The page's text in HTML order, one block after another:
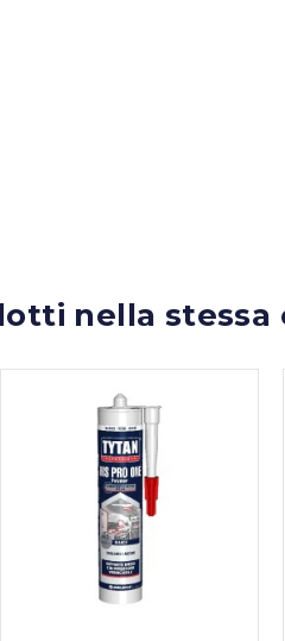
nella stessa